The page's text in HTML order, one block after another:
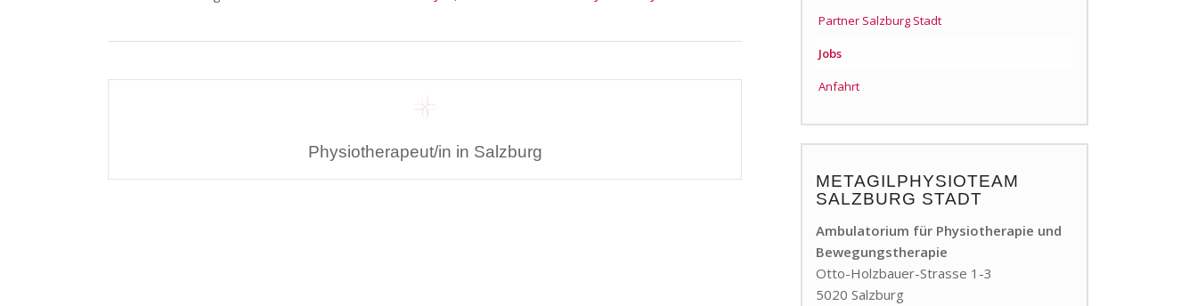
Physiotherapeut/in in Salzburg
Partner Salzburg Stadt
Jobs
Anfahrt
METAGILPHYSIOTEAM
SALZBURG STADT
Ambulatorium für Physiotherapie und
Bewegungstherapie
Otto-Holzbauer-Strasse 1-3
5020 Salzburg